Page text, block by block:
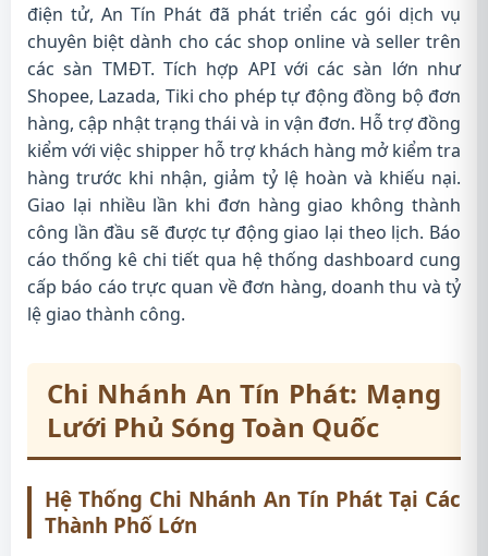
điện tử, An Tín Phát đã phát triển các gói dịch vụ
chuyên biệt dành cho các shop online và seller trên
các sàn TMĐT. Tích hợp API với các sàn lớn như
Shopee, Lazada, Tiki cho phép tự động đồng bộ đơn
hàng, cập nhật trạng thái và in vận đơn. Hỗ trợ đồng
kiểm với việc shipper hỗ trợ khách hàng mở kiểm tra
hàng trước khi nhận, giảm tỷ lệ hoàn và khiếu nại.
Giao lại nhiều lần khi đơn hàng giao không thành
công lần đầu sẽ được tự động giao lại theo lịch. Báo
cáo thống kê chi tiết qua hệ thống dashboard cung
cấp báo cáo trực quan về đơn hàng, doanh thu và tỷ
lệ giao thành công.
Chi Nhánh An Tín Phát: Mạng
Lưới Phủ Sóng Toàn Quốc
Hệ Thống Chi Nhánh An Tín Phát Tại Các
Thành Phố Lớn